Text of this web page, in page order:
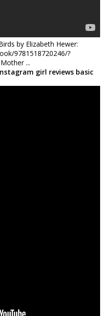
by Elizabeth Hewer:
9781518720246/?
...
girl reviews basic